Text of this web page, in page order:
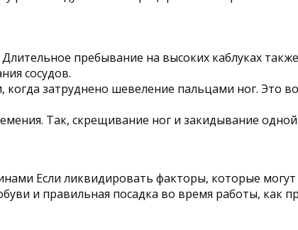
пребывание на высоких каблуках
сосудов.
когда затруднено шевеление пальцами ног. Это
Так, скрещивание ног и закидывание
Если ликвидировать факторы, которые
и правильная посадка во время работы, как